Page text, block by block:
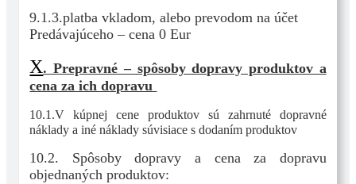
9.1.3.platba vkladom, alebo prevodom na účet
Predávajúceho – cena 0 Eur
X. Prepravné – spôsoby dopravy produktov a
cena za ich dopravu
10.1.V kúpnej cene produktov sú zahrnuté dopravné
náklady a iné náklady súvisiace s dodaním produktov
10.2. Spôsoby dopravy a cena za dopravu
objednaných produktov: